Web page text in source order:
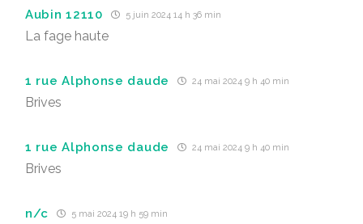
Aubin 12110 5 juin 2024 14 h 36 min
La fage haute
1 rue Alphonse daude 24 mai 2024 9 h 40 min
Brives
1 rue Alphonse daude 24 mai 2024 9 h 40 min
Brives
n/c 5 mai 2024 19 h 59 min